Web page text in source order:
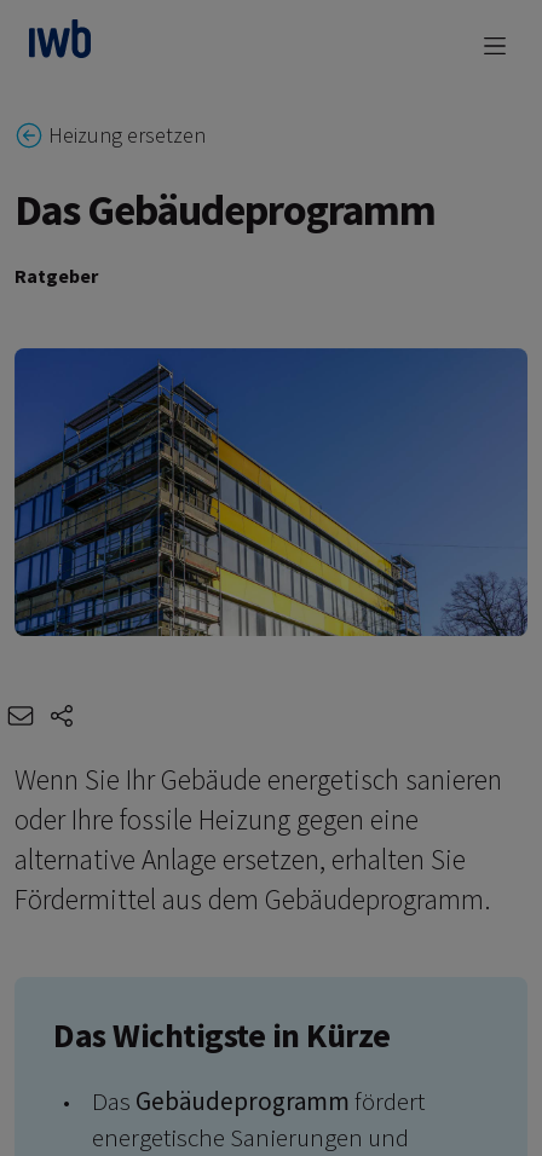
zum Main Content
Heizung ersetzen
Das Gebäudeprogramm
Ratgeber
e-mail
Wenn Sie Ihr Gebäude energetisch sanieren
oder Ihre fossile Heizung gegen eine
alternative Anlage ersetzen, erhalten Sie
Fördermittel aus dem Gebäudeprogramm.
Das Wichtigste in Kürze
Das Gebäudeprogrammfördert
energetische Sanierungen und